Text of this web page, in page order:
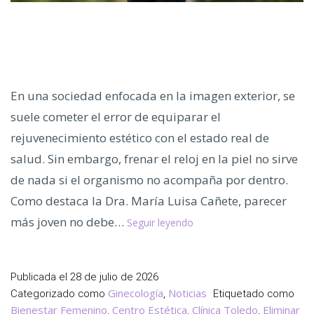
En una sociedad enfocada en la imagen exterior, se
suele cometer el error de equiparar el
rejuvenecimiento estético con el estado real de
salud. Sin embargo, frenar el reloj en la piel no sirve
de nada si el organismo no acompaña por dentro.
Como destaca la Dra. María Luisa Cañete, parecer
más joven no debe… Seguir leyendo
y
Salud
Publicada el 28 de julio de 2026
Categorizado como Ginecología, Noticias Etiquetado como
Bienestar Femenino, Centro Estética, Clínica Toledo, Eliminar